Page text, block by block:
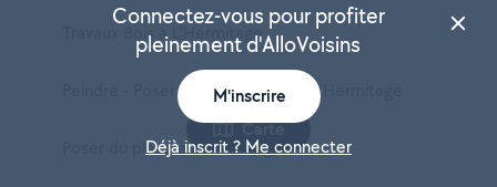
Travaux Bois à L'Hermitage
Peindre - Poser du papier peint à L'Hermitage
Poser du placo à L'Hermitage
Carte
Connectez-vous pour profiter
pleinement d'AlloVoisins
M'inscrire
Déjà inscrit ? Me connecter